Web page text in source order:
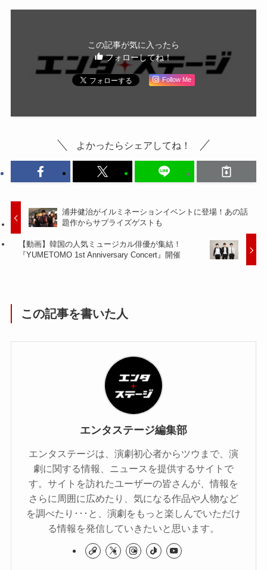
この記事が気に入ったら
フォローしてね！
Follow Me
よかったらシェアしてね！
浦井健治がイルミネーションイベントに登場！あの話
題作からサプライズゲストも
【動画】韓国の人気ミュージカル俳優が集結！
『YUMETOMO 1st Anniversary Concert』開催
この記事を書いた人
エンタステージ編集部
エンタステージは、演劇初心者からツウまで、演
劇に関する情報、ニュースを提供するサイトで
す。サイトを訪れたユーザーの皆さんが、情報を
さらに周囲に広めたり、気になる作品や人物など
を調べたり･･･と、演劇をもっと楽しんでいただけ
る情報を発信していきたいと思います。